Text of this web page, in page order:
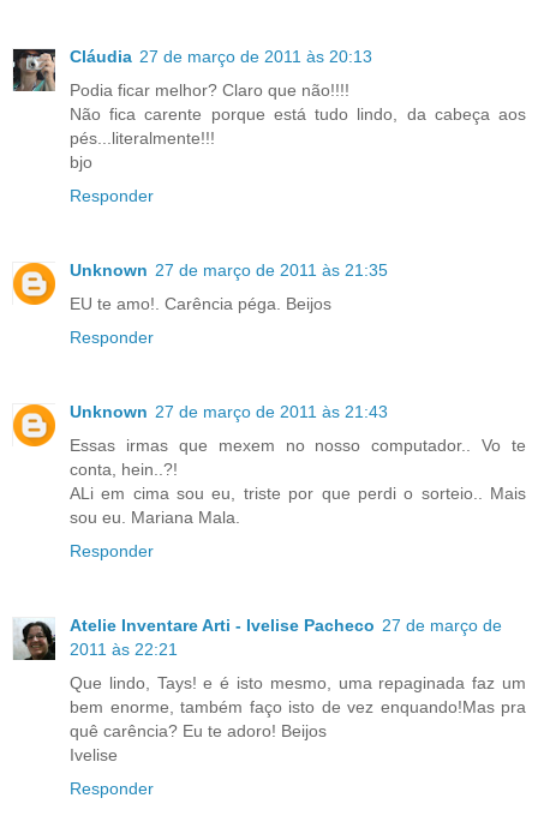
Cláudia 27 de março de 2011 às 20:13
Podia ficar melhor? Claro que não!!!!
Não fica carente porque está tudo lindo, da cabeça aos
pés...literalmente!!!
bjo
Responder
Unknown 27 de março de 2011 às 21:35
EU te amo!. Carência péga. Beijos
Responder
Unknown 27 de março de 2011 às 21:43
Essas irmas que mexem no nosso computador.. Vo te
conta, hein..?!
ALi em cima sou eu, triste por que perdi o sorteio.. Mais
sou eu. Mariana Mala.
Responder
Atelie Inventare Arti - Ivelise Pacheco 27 de março de
2011 às 22:21
Que lindo, Tays! e é isto mesmo, uma repaginada faz um
bem enorme, também faço isto de vez enquando!Mas pra
quê carência? Eu te adoro! Beijos
Ivelise
Responder